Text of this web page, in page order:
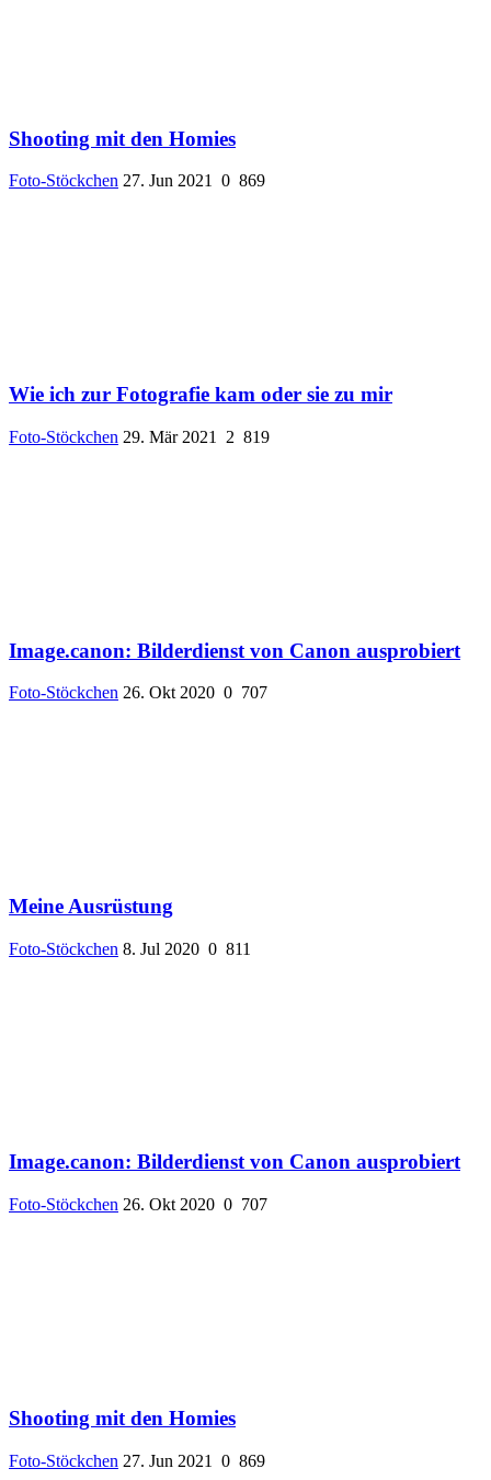
Shooting mit den Homies
Foto-Stöckchen 27. Jun 2021 0 869
Wie ich zur Fotografie kam oder sie zu mir
Foto-Stöckchen 29. Mär 2021 2 819
Image.canon: Bilderdienst von Canon ausprobiert
Foto-Stöckchen 26. Okt 2020 0 707
Meine Ausrüstung
Foto-Stöckchen 8. Jul 2020 0 811
Image.canon: Bilderdienst von Canon ausprobiert
Foto-Stöckchen 26. Okt 2020 0 707
Shooting mit den Homies
Foto-Stöckchen 27. Jun 2021 0 869